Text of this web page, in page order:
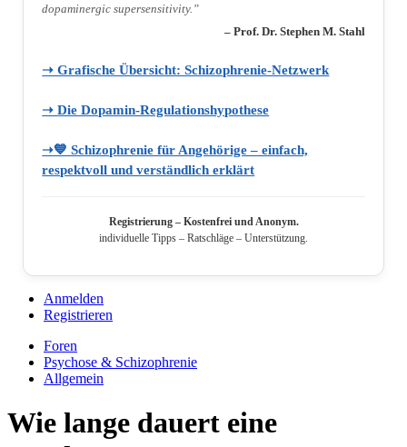
dopaminergic supersensitivity.”
– Prof. Dr. Stephen M. Stahl
➝ Grafische Übersicht: Schizophrenie‑Netzwerk
➝ Die Dopamin‑Regulationshypothese
➝💙 Schizophrenie für Angehörige – einfach,
respektvoll und verständlich erklärt
Registrierung – Kostenfrei und Anonym.
individuelle Tipps – Ratschläge – Unterstützung.
Anmelden
Registrieren
Foren
Psychose & Schizophrenie
Allgemein
Wie lange dauert eine